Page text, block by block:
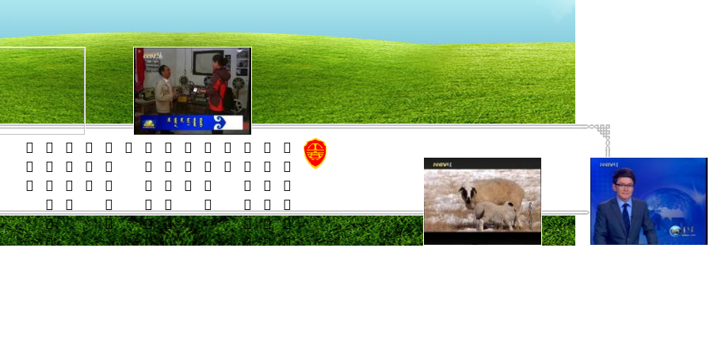
           367





























































